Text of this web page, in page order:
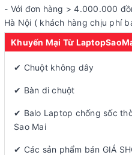
- Với đơn hàng > 4.000.000
Hà Nội ( khách hàng chịu phí
Khuyến Mại Từ
✔ Chuột không dây
✔ Bàn di chuột
✔ Balo Laptop chống sốc
Sao Mai
✔ Các sản phẩm bán GIÁ